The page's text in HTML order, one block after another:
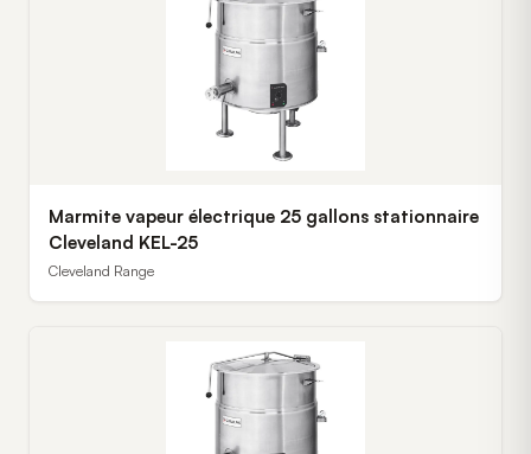
Marmite vapeur électrique 25 gallons stationnaire
Cleveland KEL-25
Cleveland Range